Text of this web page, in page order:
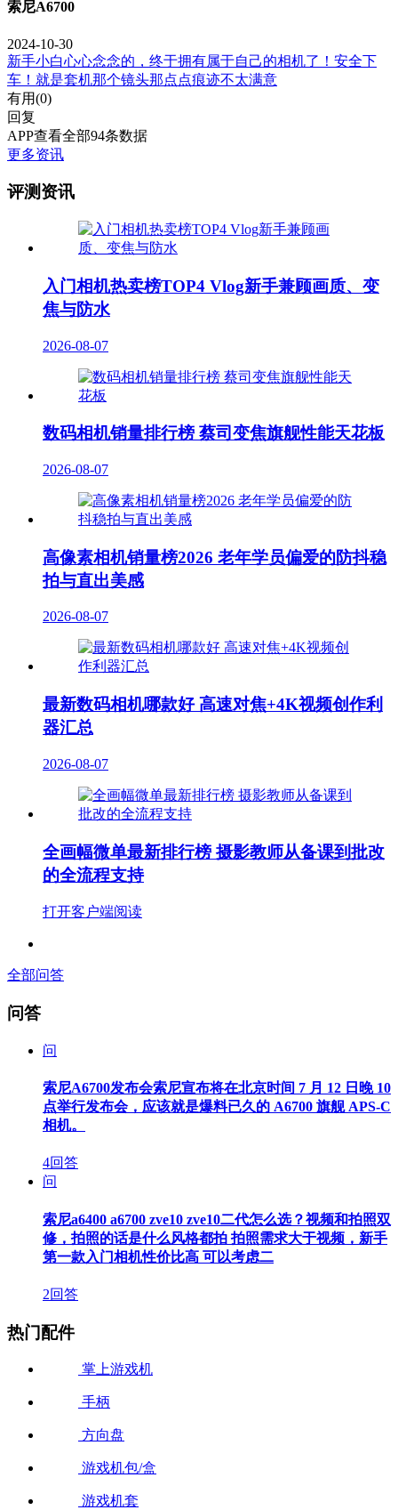
索尼A6700
2024-10-30
新手小白心心念念的，终于拥有属于自己的相机了！安全下
车！就是套机那个镜头那点点痕迹不太满意
有用(0)
回复
APP查看全部94条数据
更多资讯
评测资讯
入门相机热卖榜TOP4 Vlog新手兼顾画质、变
焦与防水
2026-08-07
数码相机销量排行榜 蔡司变焦旗舰性能天花板
2026-08-07
高像素相机销量榜2026 老年学员偏爱的防抖稳
拍与直出美感
2026-08-07
最新数码相机哪款好 高速对焦+4K视频创作利
器汇总
2026-08-07
全画幅微单最新排行榜 摄影教师从备课到批改
的全流程支持
打开客户端阅读
全部问答
问答
问
索尼A6700发布会索尼宣布将在北京时间 7 月 12 日晚 10
点举行发布会，应该就是爆料已久的 A6700 旗舰 APS-C
相机。
4回答
问
索尼a6400 a6700 zve10 zve10二代怎么选？视频和拍照双
修，拍照的话是什么风格都拍 拍照需求大于视频，新手
第一款入门相机性价比高 可以考虑二
2回答
热门配件
掌上游戏机
手柄
方向盘
游戏机包/盒
游戏机套